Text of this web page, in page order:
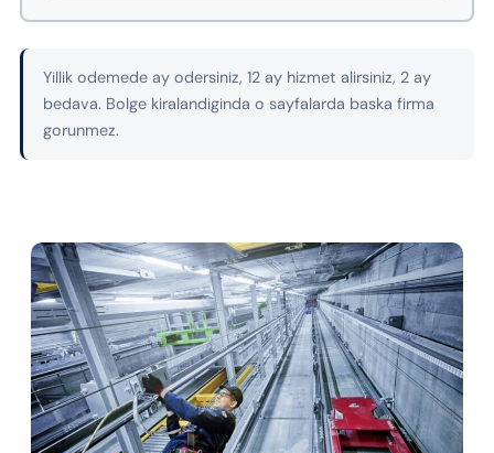
Yillik odemede ay odersiniz, 12 ay hizmet alirsiniz, 2 ay
bedava. Bolge kiralandiginda o sayfalarda baska firma
gorunmez.